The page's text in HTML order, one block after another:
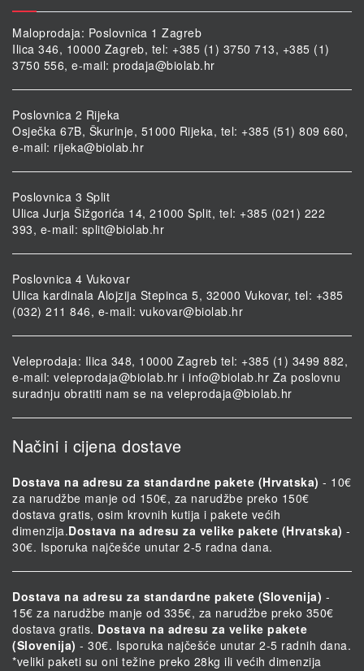
Maloprodaja: Poslovnica 1 Zagreb
Ilica 346, 10000 Zagreb, tel: +385 (1) 3750 713, +385 (1)
3750 556, e-mail: prodaja@biolab.hr
Poslovnica 2 Rijeka
Osječka 67B, Škurinje, 51000 Rijeka, tel: +385 (51) 809 660,
e-mail: rijeka@biolab.hr
Poslovnica 3 Split
Ulica Jurja Šižgorića 14, 21000 Split, tel: +385 (021) 222
393, e-mail: split@biolab.hr
Poslovnica 4 Vukovar
Ulica kardinala Alojzija Stepinca 5, 32000 Vukovar, tel: +385
(032) 211 846, e-mail: vukovar@biolab.hr
Veleprodaja: Ilica 348, 10000 Zagreb tel: +385 (1) 3499 882,
e-mail: veleprodaja@biolab.hr i info@biolab.hr Za poslovnu
suradnju obratiti nam se na veleprodaja@biolab.hr
Načini i cijena dostave
Dostava na adresu za standardne pakete (Hrvatska) - 10€
za narudžbe manje od 150€, za narudžbe preko 150€
dostava gratis, osim krovnih kutija i pakete većih
dimenzija.Dostava na adresu za velike pakete (Hrvatska) -
30€. Isporuka najčešće unutar 2-5 radna dana.
Dostava na adresu za standardne pakete (Slovenija) -
15€ za narudžbe manje od 335€, za narudžbe preko 350€
dostava gratis. Dostava na adresu za velike pakete
(Slovenija) - 30€. Isporuka najčešće unutar 2-5 radnih dana.
*veliki paketi su oni težine preko 28kg ili većih dimenzija